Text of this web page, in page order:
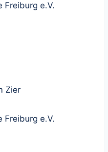
Freiburg e.V.
Zier
Freiburg e.V.